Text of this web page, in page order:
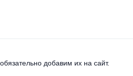
добавим их на сайт.